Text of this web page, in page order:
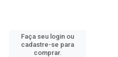
Faça seu login ou
cadastre-se para
comprar.